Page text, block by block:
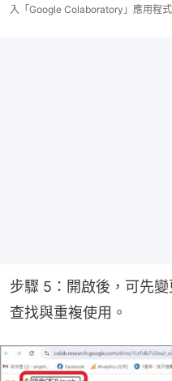
入「Google Colaboratory」應用程式
步驟 5：開啟後，可先
查找與重複使用。